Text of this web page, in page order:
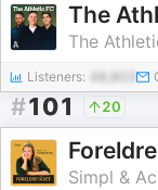
The
The
Listeners: 48,803
#101 20
Simpl &